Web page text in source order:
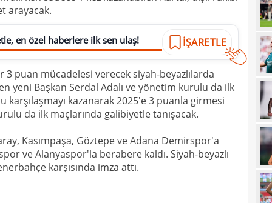
arayacak.
en özel haberlere ilk sen ulaş! İŞARETLE
3 puan mücadelesi verecek siyah-beyazlılarda
yeni Başkan Serdal Adalı ve yönetim kurulu da ilk
karşılaşmayı kazanarak 2025'e 3 puanla girmesi
da ilk maçlarında galibiyetle tanışacak.
Kasımpaşa, Göztepe ve Adana Demirspor'a
ve Alanyaspor'la berabere kaldı. Siyah-beyazlı
karşısında imza attı.